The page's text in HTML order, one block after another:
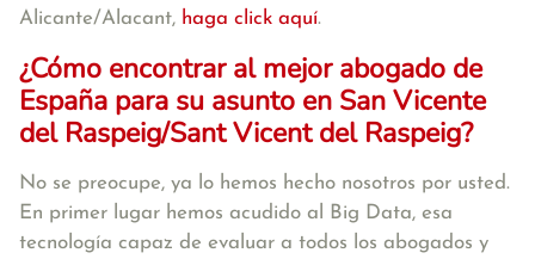
Alicante/Alacant, haga click aquí.
¿Cómo encontrar al mejor abogado de
España para su asunto en San Vicente
del Raspeig/Sant Vicent del Raspeig?
No se preocupe, ya lo hemos hecho nosotros por usted.
En primer lugar hemos acudido al Big Data, esa
tecnología capaz de evaluar a todos los abogados y